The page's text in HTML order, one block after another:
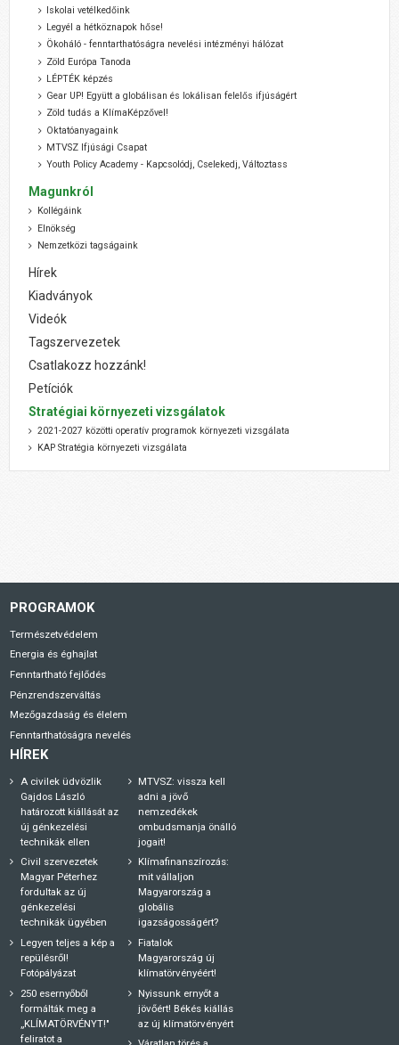
Iskolai vetélkedőink
Legyél a hétköznapok hőse!
Ökoháló - fenntarthatóságra nevelési intézményi hálózat
Zöld Európa Tanoda
LÉPTÉK képzés
Gear UP! Együtt a globálisan és lokálisan felelős ifjúságért
Zöld tudás a KlímaKépzővel!
Oktatóanyagaink
MTVSZ Ifjúsági Csapat
Youth Policy Academy - Kapcsolódj, Cselekedj, Változtass
Magunkról
Kollégáink
Elnökség
Nemzetközi tagságaink
Hírek
Kiadványok
Videók
Tagszervezetek
Csatlakozz hozzánk!
Petíciók
Stratégiai környezeti vizsgálatok
2021-2027 közötti operatív programok környezeti vizsgálata
KAP Stratégia környezeti vizsgálata
PROGRAMOK
Természetvédelem
Energia és éghajlat
Fenntartható fejlődés
Pénzrendszerváltás
Mezőgazdaság és élelem
Fenntarthatóságra nevelés
HÍREK
A civilek üdvözlik
Gajdos László
határozott kiállását az
új génkezelési
technikák ellen
Civil szervezetek
Magyar Péterhez
fordultak az új
génkezelési
technikák ügyében
Legyen teljes a kép a
repülésről!
Fotópályázat
250 esernyőből
formálták meg a
„KLÍMATÖRVÉNYT!"
feliratot a
MTVSZ: vissza kell
adni a jövő
nemzedékek
ombudsmanja önálló
jogait!
Klímafinanszírozás:
mit vállaljon
Magyarország a
globális
igazságosságért?
Fiatalok
Magyarország új
klímatörvényéért!
Nyissunk ernyőt a
jövőért! Békés kiállás
az új klímatörvényért